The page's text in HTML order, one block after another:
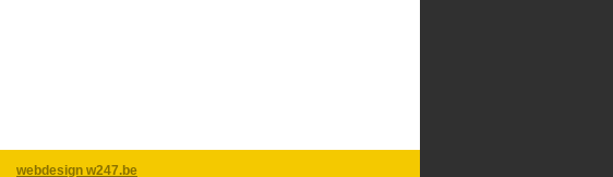
webdesign w247.be